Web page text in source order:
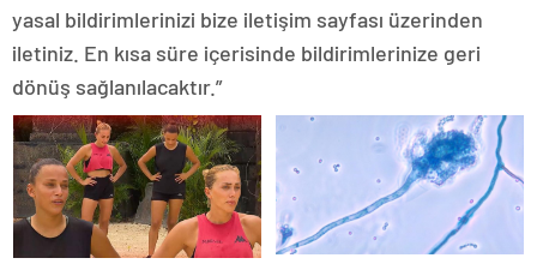
yasal bildirimlerinizi bize iletişim sayfası üzerinden
iletiniz. En kısa süre içerisinde bildirimlerinize geri
dönüş sağlanılacaktır.”